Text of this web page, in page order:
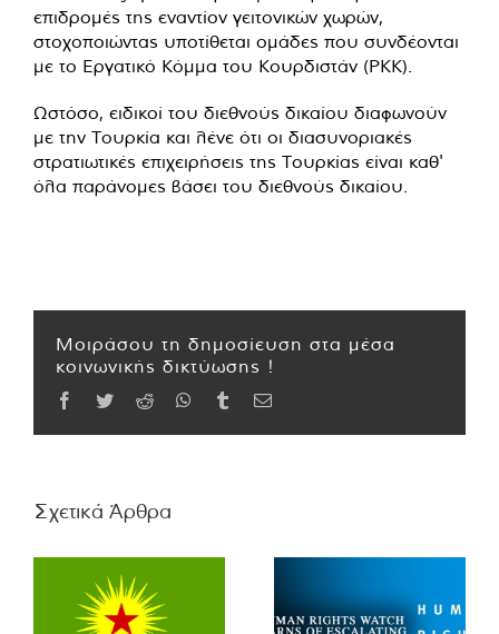
επιδρομές της εναντίον γειτονικών χωρών,
στοχοποιώντας υποτίθεται ομάδες που συνδέονται
με το Εργατικό Κόμμα του Κουρδιστάν (PKK).
Ωστόσο, ειδικοί του διεθνούς δικαίου διαφωνούν
με την Τουρκία και λένε ότι οι διασυνοριακές
στρατιωτικές επιχειρήσεις της Τουρκίας είναι καθ'
όλα παράνομες βάσει του διεθνούς δικαίου.
Μοιράσου τη δημοσίευση στα μέσα
κοινωνικής δικτύωσης !
Facebook
TwitterReddit WhatsApp
TumblrEmail
Σχετικά Άρθρα